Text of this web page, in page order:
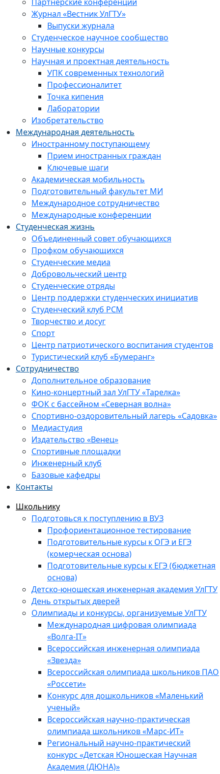
Журнал «Вестник УлГТУ»
Выпуски журнала
Студенческое научное сообщество
Научные конкурсы
Научная и проектная деятельность
УПК современных технологий
Профессионалитет
Точка кипения
Лаборатории
Изобретательство
Международная деятельность
Иностранному поступающему
Прием иностранных граждан
Ключевые шаги
Академическая мобильность
Подготовительный факультет МИ
Международное сотрудничество
Международные конференции
Студенческая жизнь
Объединенный совет обучающихся
Профком обучающихся
Студенческие медиа
Добровольческий центр
Студенческие отряды
Центр поддержки студенческих инициатив
Студенческий клуб РСМ
Творчество и досуг
Спорт
Центр патриотического воспитания студентов
Туристический клуб «Бумеранг»
Сотрудничество
Дополнительное образование
Кино-концертный зал УлГТУ «Тарелка»
ФОК с бассейном «Северная волна»
Спортивно-оздоровительный лагерь «Садовка»
Медиастудия
Издательство «Венец»
Спортивные площадки
Инженерный клуб
Базовые кафедры
Контакты
Школьнику
Подготовься к поступлению в ВУЗ
Профориентационное тестирование
Подготовительные курсы к ОГЭ и ЕГЭ
(комерческая основа)
Подготовительные курсы к ЕГЭ (бюджетная
основа)
Детско-юношеская инженерная академия УлГТУ
День открытых дверей
Олимпиады и конкурсы, организуемые УлГТУ
Международная цифровая олимпиада
«Волга-IT»
Всероссийская инженерная олимпиада
«Звезда»
Всероссийская олимпиада школьников ПАО
«Россети»
Конкурс для дошкольников «Маленький
ученый»
Всероссийская научно-практическая
олимпиада школьников «Марс-ИТ»
Региональный научно-практический
конкурс «Детская Юношеская Научная
Академия (ДЮНА)»